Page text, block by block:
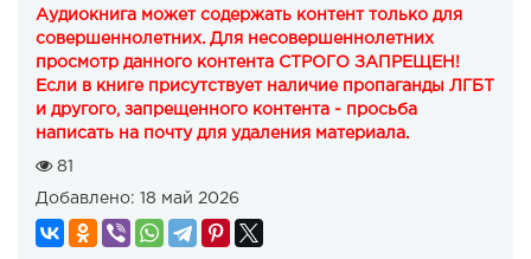
Аудиокнига может содержать контент только для
совершеннолетних. Для несовершеннолетних
просмотр данного контента СТРОГО ЗАПРЕЩЕН!
Если в книге присутствует наличие пропаганды ЛГБТ
и другого, запрещенного контента - просьба
написать на почту для удаления материала.
81
Добавлено: 18 май 2026